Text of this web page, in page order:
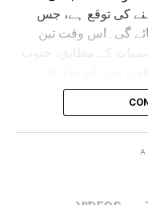
کی توقع ہے، جس
جائے گی۔اس وقت تین
کے مطابق، جنوب
سائیکلونک
اور آس پاس کے
دہلی، سدھی اور
وسطی خلیج بنگال تک
گرت کی شکل میں